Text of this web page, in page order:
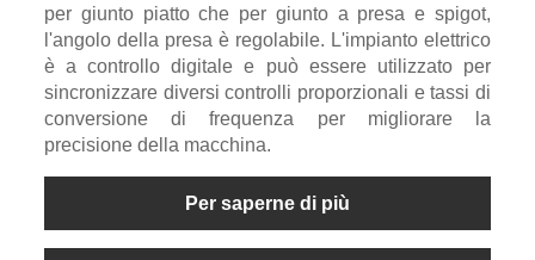
per giunto piatto che per giunto a presa e spigot,
l'angolo della presa è regolabile. L'impianto elettrico
è a controllo digitale e può essere utilizzato per
sincronizzare diversi controlli proporzionali e tassi di
conversione di frequenza per migliorare la
precisione della macchina.
Per saperne di più